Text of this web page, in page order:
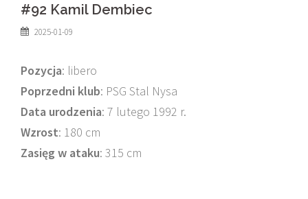
#92 Kamil Dembiec
2025-01-09
Pozycja: libero
Poprzedni klub: PSG Stal Nysa
Data urodzenia: 7 lutego 1992 r.
Wzrost: 180 cm
Zasięg w ataku: 315 cm